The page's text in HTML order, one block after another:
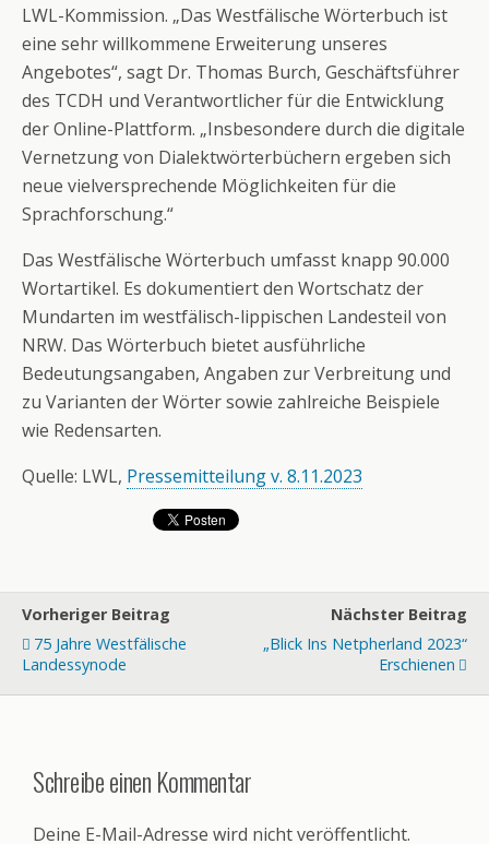
LWL-Kommission. „Das Westfälische Wörterbuch ist
eine sehr willkommene Erweiterung unseres
Angebotes“, sagt Dr. Thomas Burch, Geschäftsführer
des TCDH und Verantwortlicher für die Entwicklung
der Online-Plattform. „Insbesondere durch die digitale
Vernetzung von Dialektwörterbüchern ergeben sich
neue vielversprechende Möglichkeiten für die
Sprachforschung.“
Das Westfälische Wörterbuch umfasst knapp 90.000
Wortartikel. Es dokumentiert den Wortschatz der
Mundarten im westfälisch-lippischen Landesteil von
NRW. Das Wörterbuch bietet ausführliche
Bedeutungsangaben, Angaben zur Verbreitung und
zu Varianten der Wörter sowie zahlreiche Beispiele
wie Redensarten.
Quelle: LWL, Pressemitteilung v. 8.11.2023
Vorheriger Beitrag
75 Jahre Westfälische
Landessynode
Nächster Beitrag
„Blick Ins Netpherland 2023“
Erschienen
Schreibe einen Kommentar
Deine E-Mail-Adresse wird nicht veröffentlicht.